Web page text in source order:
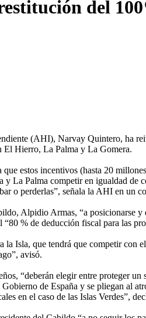
del
(AHI), Narvay Quintero, ha
El Hierro, La Palma y La Gomera.
estos incentivos (hasta 20
La Palma competir en igualdad de
o perderlas”, señala la AHI en un
Alpidio Armas, “a posicionarse
% de deducción fiscal para las
Isla, que tendrá que competir con
avisó.
“deberán elegir entre proteger
de España y se pliegan al
en el caso de las Islas Verdes”,